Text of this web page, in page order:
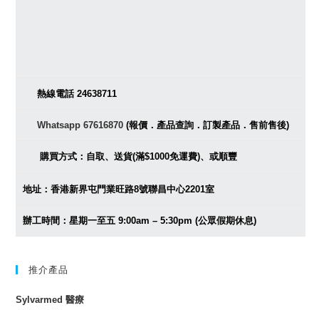
熱線電話 24638711
Whatsapp 67616870 (報價．產品查詢．訂製產品．售前售後)
購買方式：自取、送貨(滿$1000免運費)、或順豐
地址：香港新界屯門業旺路8號聯昌中心2201室
辦工時間：星期一至五 9:00am – 5:30pm (公眾假期休息)
推介產品
Sylvarmed 醫療